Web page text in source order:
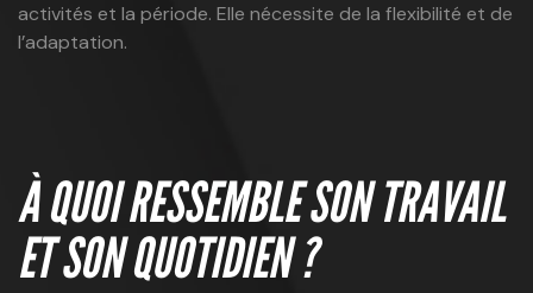
activités et la période. Elle nécessite de la flexibilité et de
l’adaptation.
À QUOI RESSEMBLE SON TRAVAIL
ET SON QUOTIDIEN ?